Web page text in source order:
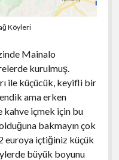
Köyleri
Mainalo
kurulmuş.
ile küçücük, keyifli bir
ama erken
kahve içmek için bu
bakmayın çok
euroya içtiğiniz küçük
büyük boyunu